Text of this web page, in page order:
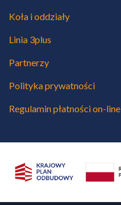
Koła i oddziały
Linia 3plus
Partnerzy
Polityka prywatności
Regulamin płatności on-line